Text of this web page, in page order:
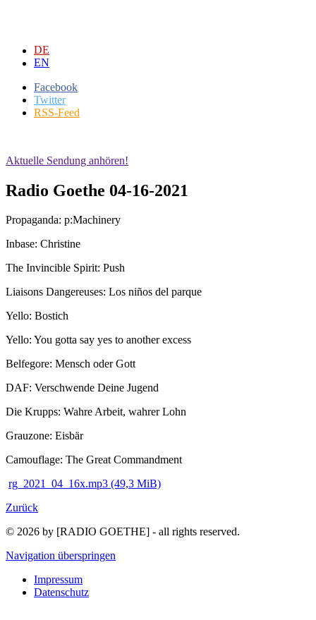
DE
EN
Facebook
Twitter
RSS-Feed
Aktuelle Sendung anhören!
Radio Goethe 04-16-2021
Propaganda: p:Machinery
Inbase: Christine
The Invincible Spirit: Push
Liaisons Dangereuses: Los niños del parque
Yello: Bostich
Yello: You gotta say yes to another excess
Belfegore: Mensch oder Gott
DAF: Verschwende Deine Jugend
Die Krupps: Wahre Arbeit, wahrer Lohn
Grauzone: Eisbär
Camouflage: The Great Commandment
rg_2021_04_16x.mp3 (49,3 MiB)
Zurück
© 2026 by [RADIO GOETHE] - all rights reserved.
Navigation überspringen
Impressum
Datenschutz